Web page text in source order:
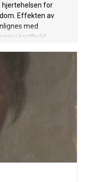
hjertehelsen for
Effekten av
med
i kosthold,